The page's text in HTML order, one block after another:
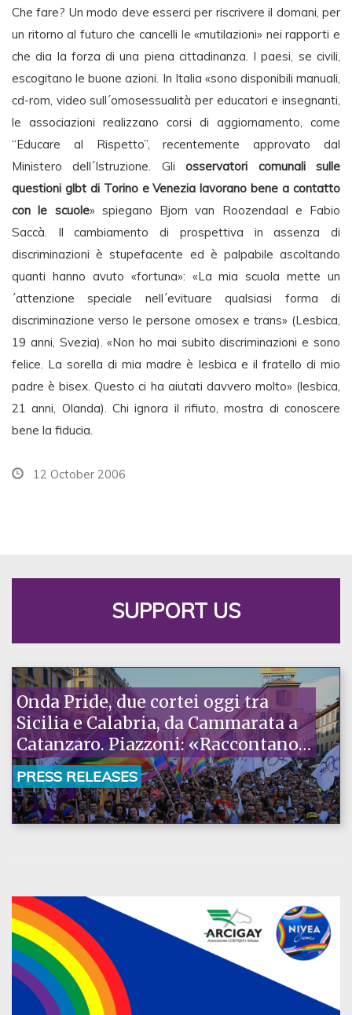
Che fare? Un modo deve esserci per riscrivere il domani, per
un ritorno al futuro che cancelli le «mutilazioni» nei rapporti e
che dia la forza di una piena cittadinanza. I paesi, se civili,
escogitano le buone azioni. In Italia «sono disponibili manuali,
cd-rom, video sull´omosessualità per educatori e insegnanti,
le associazioni realizzano corsi di aggiornamento, come
“Educare al Rispetto”, recentemente approvato dal
Ministero dell´Istruzione. Gliosservatori comunali sulle
questioni glbt di Torino e Venezia lavorano bene a contatto
con le scuole» spiegano Bjorn van Roozendaal e Fabio
Saccà. Il cambiamento di prospettiva in assenza di
discriminazioni è stupefacente ed è palpabile ascoltando
quanti hanno avuto «fortuna»: «La mia scuola mette un
´attenzione speciale nell´evituare qualsiasi forma di
discriminazione verso le persone omosex e trans» (Lesbica,
19 anni, Svezia). «Non ho mai subito discriminazioni e sono
felice. La sorella di mia madre è lesbica e il fratello di mio
padre è bisex. Questo ci ha aiutati davvero molto» (lesbica,
21 anni, Olanda). Chi ignora il rifiuto, mostra di conoscere
bene la fiducia.
12 October 2006
SUPPORT US
Onda Pride, due cortei oggi tra
Sicilia e Calabria, da Cammarata a
Catanzaro. Piazzoni: «Raccontano
la nostra ostinazione»
PRESS RELEASES